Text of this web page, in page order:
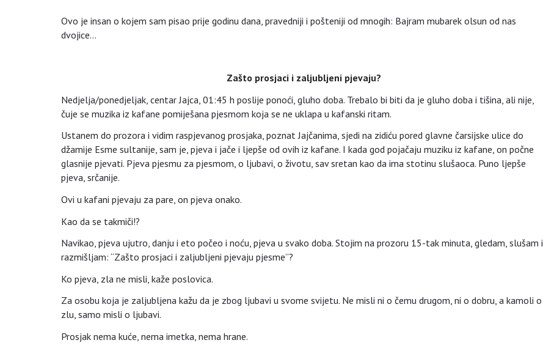
Ovo je insan o kojem sam pisao prije godinu dana, pravedniji i pošteniji od mnogih: Bajram mubarek olsun od nas
dvojice…
Zašto prosjaci i zaljubljeni pjevaju?
Nedjelja/ponedjeljak, centar Jajca, 01:45 h poslije ponoći, gluho doba. Trebalo bi biti da je gluho doba i tišina, ali nije,
čuje se muzika iz kafane pomiješana pjesmom koja se ne uklapa u kafanski ritam.
Ustanem do prozora i vidim raspjevanog prosjaka, poznat Jajčanima, sjedi na zidiću pored glavne čarsijske ulice do
džamije Esme sultanije, sam je, pjeva i jače i ljepše od ovih iz kafane. I kada god pojačaju muziku iz kafane, on počne
glasnije pjevati. Pjeva pjesmu za pjesmom, o ljubavi, o životu, sav sretan kao da ima stotinu slušaoca. Puno ljepše
pjeva, srčanije.
Ovi u kafani pjevaju za pare, on pjeva onako.
Kao da se takmiči!?
Navikao, pjeva ujutro, danju i eto počeo i noću, pjeva u svako doba. Stojim na prozoru 15-tak minuta, gledam, slušam i
razmišljam: “Zašto prosjaci i zaljubljeni pjevaju pjesme”?
Ko pjeva, zla ne misli, kaže poslovica.
Za osobu koja je zaljubljena kažu da je zbog ljubavi u svome svijetu. Ne misli ni o čemu drugom, ni o dobru, a kamoli o
zlu, samo misli o ljubavi.
Prosjak nema kuće, nema imetka, nema hrane.